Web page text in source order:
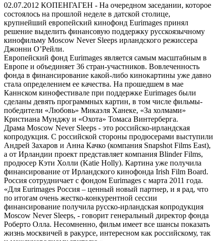
02.07.2012 КОПЕНГАГЕН - На очередном заседании, которое
состоялось на прошлой неделе в датской столице,
крупнейший европейский кинофонд Eurimages принял
решение выделить финансовую поддержку русскоязычному
кинофильму Moscow Never Sleeps ирландского режиссера
Джонни О’Рейли.
Европейский фонд Eurimages является самым масштабным в
Европе и объединяет 36 стран-участников. Вовлеченность
фонда в финансирование какой-либо кинокартины уже давно
стала определением ее качества. На прошедшем в мае
Каннском кинофестивале при поддержке Eurimages были
сделаны девять программных картин, в том числе фильмы-
победители «Любовь» Микаэля Ханеке, «За холмами»
Кристиана Мунджу и «Охота» Томаса Винтерберга.
Драма Moscow Never Sleeps - это российско-ирландская
копродукция. С российской стороны продюсерами выступили
Андрей Захаров и Анна Качко (компания Snapshot Films East),
а от Ирландии проект представляет компания Blinder Films,
продюсер Кэти Холли (Katie Holly). Картина уже получила
финансирование от Ирландского кинофонда Irish Film Board.
Россия сотрудничает с фондом Eurimages с марта 2011 года.
«Для Eurimages Россия – ценный новый партнер, и я рад, что
по итогам очень жестко-конкурентной сессии
финансирование получила русско-ирландская копродукция
Moscow Never Sleeps, - говорит генеральный директор фонда
Роберто Олла. Несомненно, фильм имеет все шансы показать
жизнь москвичей в ракурсе, интересном как российскому, так